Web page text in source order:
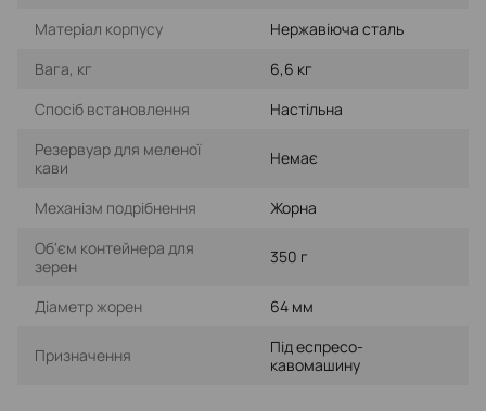
Матеріал корпусу
Нержавіюча сталь
Вага, кг
6,6 кг
Спосіб встановлення
Настільна
Резервуар для меленої
кави
Немає
Механізм подрібнення
Жорна
Об'єм контейнера для
зерен
350 г
Діаметр жорен 64 мм
Призначення
Під еспресо-
кавомашину